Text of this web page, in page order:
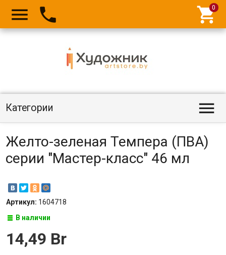
  
Категории 
Желто-зеленая Темпера (ПВА)
серии "Мастер-класс" 46 мл
Артикул: 1604718
В наличии
14,49 Br